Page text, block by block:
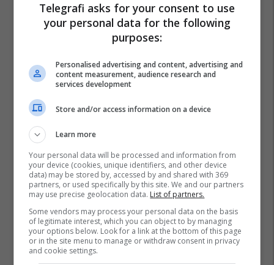
Telegrafi asks for your consent to use
your personal data for the following
purposes:
Personalised advertising and content, advertising and
content measurement, audience research and
services development
Store and/or access information on a device
Learn more
Your personal data will be processed and information from
your device (cookies, unique identifiers, and other device
data) may be stored by, accessed by and shared with 369
partners, or used specifically by this site. We and our partners
may use precise geolocation data. List of partners.
Some vendors may process your personal data on the basis
of legitimate interest, which you can object to by managing
your options below. Look for a link at the bottom of this page
or in the site menu to manage or withdraw consent in privacy
and cookie settings.